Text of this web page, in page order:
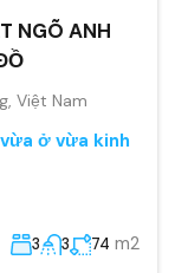
NGÕ ANH
Việt Nam
ở vừa kinh
3 3 74 m2